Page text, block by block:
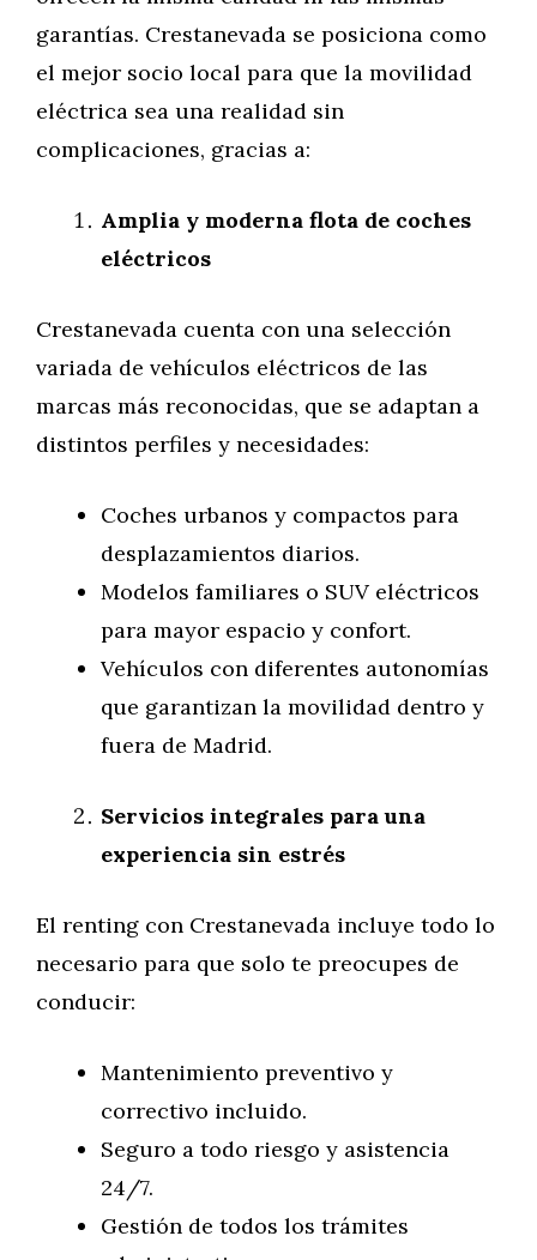
garantías. Crestanevada se posiciona como
el mejor socio local para que la movilidad
eléctrica sea una realidad sin
complicaciones, gracias a:
Amplia y moderna flota de coches
eléctricos
Crestanevada cuenta con una selección
variada de vehículos eléctricos de las
marcas más reconocidas, que se adaptan a
distintos perfiles y necesidades:
Coches urbanos y compactos para
desplazamientos diarios.
Modelos familiares o SUV eléctricos
para mayor espacio y confort.
Vehículos con diferentes autonomías
que garantizan la movilidad dentro y
fuera de Madrid.
Servicios integrales para una
experiencia sin estrés
El renting con Crestanevada incluye todo lo
necesario para que solo te preocupes de
conducir:
Mantenimiento preventivo y
correctivo incluido.
Seguro a todo riesgo y asistencia
24/7.
Gestión de todos los trámites